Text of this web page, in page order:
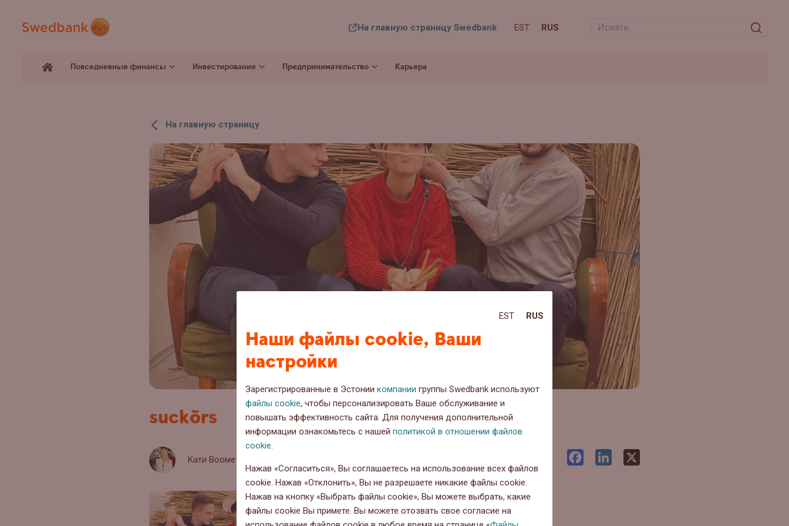
EST RUS
Наши файлы cookie, Ваши
настройки
Зарегистрированные в Эстониикомпании группы Swedbank используют
файлы cookie, чтобы персонализировать Ваше обслуживание и
повышать эффективность сайта. Для получения дополнительной
информации ознакомьтесь с нашейполитикой в отношении файлов
cookie.
Нажав «Согласиться», Вы соглашаетесь на использование всех файлов
cookie. Нажав «Отклонить», Вы не разрешаете никакие файлы cookie.
Нажав на кнопку «Выбрать файлы cookie», Вы можете выбрать, какие
файлы cookie Вы примете. Вы можете отозвать свое согласие на
На главную страницу Swedbank EST RUS
Повседневные финансы Инвестирование Предпринимательство Карьера
На главную страницу
suckõrs
Кати Воометс FacebookLinkedIn